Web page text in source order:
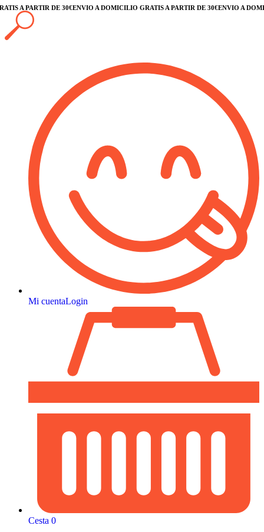
A PARTIR DE 30€ENVÍO A DOMICILIO GRATIS A PARTIR DE 30€ENVÍO A
Mi cuentaLogin
Cesta 0